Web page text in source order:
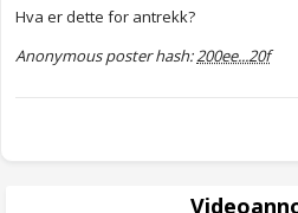
Hva er dette for antrekk?
Anonymous poster hash:200ee...20f